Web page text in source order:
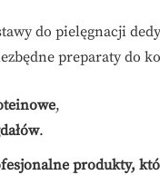
do pielęgnacji
preparaty do
,
.
produkty,